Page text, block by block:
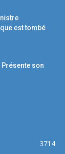
est tombé
son
3714